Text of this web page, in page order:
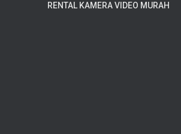
RENTAL KAMERA VIDEO MURAH